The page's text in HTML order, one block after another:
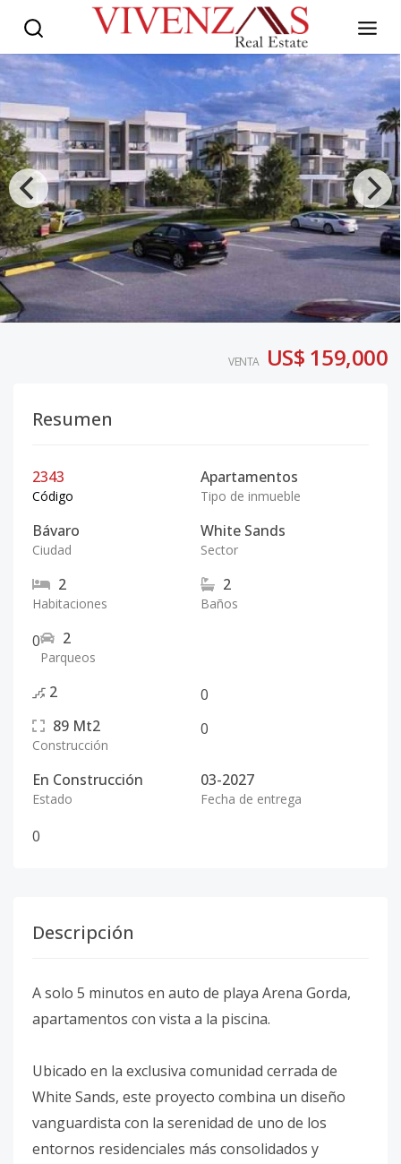
VENTA US$ 159,000
Resumen
2343
Código
Apartamentos
Tipo de inmueble
Bávaro
Ciudad
White Sands
Sector
2
Habitaciones
2
Baños
0 2
Parqueos
2
0
89 Mt2
Construcción
0
En Construcción
Estado
03-2027
Fecha de entrega
0
Descripción
A solo 5 minutos en auto de playa Arena Gorda,
apartamentos con vista a la piscina.
Ubicado en la exclusiva comunidad cerrada de
White Sands, este proyecto combina un diseño
vanguardista con la serenidad de uno de los
entornos residenciales más consolidados y